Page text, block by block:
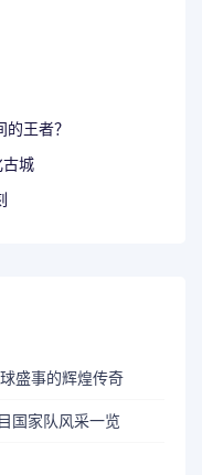
王者？
古城
盛事的辉煌传奇
国家队风采一览